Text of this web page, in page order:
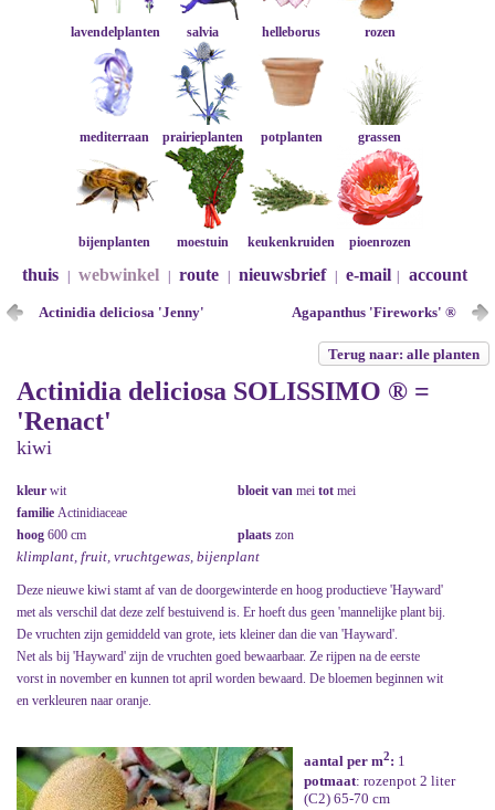
lavendelplanten salvia helleborus rozen
mediterraan prairieplanten potplanten grassen
bijenplanten moestuin keukenkruiden pioenrozen
thuis webwinkel route nieuwsbrief e-mail account
Actinidia deliciosa 'Jenny' Agapanthus 'Fireworks' ®
Terug naar: alle planten
Actinidia deliciosa SOLISSIMO ® =
'Renact'
kiwi
kleur wit bloeit van mei tot mei
familie Actinidiaceae
hoog 600 cm plaats zon
klimplant, fruit, vruchtgewas, bijenplant
Deze nieuwe kiwi stamt af van de doorgewinterde en hoog productieve 'Hayward'
met als verschil dat deze zelf bestuivend is. Er hoeft dus geen 'mannelijke plant bij.
De vruchten zijn gemiddeld van grote, iets kleiner dan die van 'Hayward'.
Net als bij 'Hayward' zijn de vruchten goed bewaarbaar. Ze rijpen na de eerste
vorst in november en kunnen tot april worden bewaard. De bloemen beginnen wit
en verkleuren naar oranje.
aantal per m2: 1
potmaat: rozenpot 2 liter
(C2) 65-70 cm